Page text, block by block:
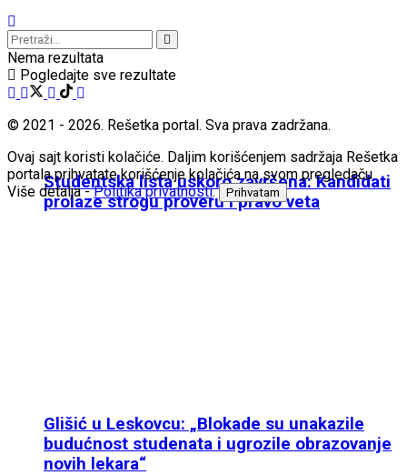
Studentska lista uskoro završena: Kandidati
prolaze strogu proveru i pravo veta
Glišić u Leskovcu: „Blokade su unakazile
budućnost studenata i ugrozile obrazovanje
novih lekara“
Nema rezultata
Pogledajte sve rezultate
© 2021 - 2026. Rešetka portal. Sva prava zadržana.
Ovaj sajt koristi kolačiće. Daljim korišćenjem sadržaja Rešetka
portala prihvatate korišćenje kolačića na svom pregledaču.
Više detalja -Politika privatnosti. Prihvatam